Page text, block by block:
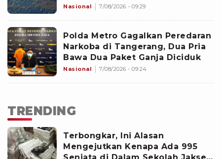
Dampak Sosial-Ekonomi
Nasional 7/08/2026 - 09:29
Polda Metro Gagalkan Peredaran
Narkoba di Tangerang, Dua Pria
Bawa Dua Paket Ganja Diciduk
Nasional 7/08/2026 - 09:24
TRENDING
Terbongkar, Ini Alasan
Mengejutkan Kenapa Ada 995
Senjata di Dalam Sekolah Jaksel